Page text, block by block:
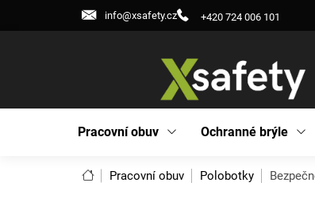
+420 724 006 101
info@xsafety.cz
Pracovní obuv Ochranné brýle
DomůPracovní obuv Polobotky